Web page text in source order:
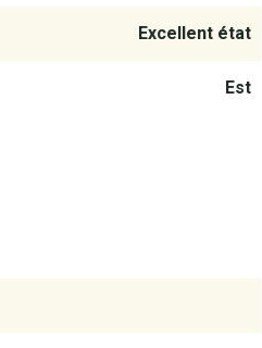
Excellent état
Est